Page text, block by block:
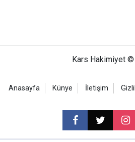
Kars Hakimiyet
Anasayfa Künye İletişim